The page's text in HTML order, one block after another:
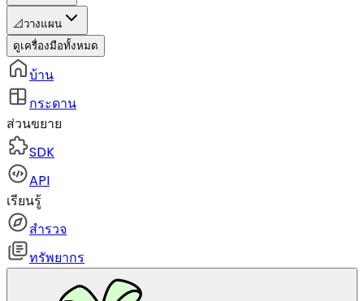
📐วางแผน
ดูเครื่องมือทั้งหมด
บ้าน
กระดาน
ส่วนขยาย
SDK
API
เรียนรู้
สำรวจ
ทรัพยากร